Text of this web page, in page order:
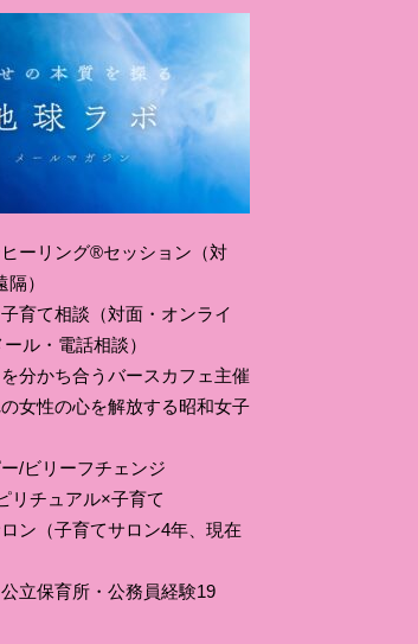
ヒーリング®セッション（対
）
育て相談（対面・オンライ
ル・電話相談）
を分かち合うバースカフェ主催
の女性の心を解放する昭和女子
/ビリーフチェンジ
リチュアル×子育て
ロン（子育てサロン4年、現在
公立保育所・公務員経験19